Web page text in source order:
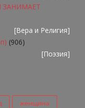
ЗАНИМАЕТ
[Вера и Религия]
(906)
[Поэзия]
женщина